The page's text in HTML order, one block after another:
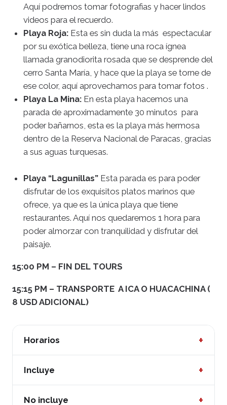
Aquí podremos tomar fotografias y hacer lindos
videos para el recuerdo.
Playa Roja: Esta es sin duda la más espectacular
por su exótica belleza, tiene una roca ígnea
llamada granodiorita rosada que se desprende del
cerro Santa María, y hace que la playa se torne de
ese color, aquí aprovechamos para tomar fotos .
Playa La Mina:En esta playa hacemos una
parada de aproximadamente 30 minutos para
poder bañarnos, esta es la playa más hermosa
dentro de la Reserva Nacional de Paracas, gracias
a sus aguas turquesas.
Playa “Lagunillas”Esta parada es para poder
disfrutar de los exquisitos platos marinos que
ofrece, ya que es la única playa que tiene
restaurantes. Aquí nos quedaremos 1 hora para
poder almorzar con tranquilidad y disfrutar del
paisaje.
15:00 PM – FIN DEL TOURS
15:15 PM – TRANSPORTE A ICA O HUACACHINA (
8 USD ADICIONAL)
Horarios +
DIRECTO A PARACAS
08:00 AM –TOUR ISLAS BALLESTAS
Incluye +
No incluye +